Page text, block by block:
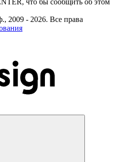
2009 - 2026. Все права